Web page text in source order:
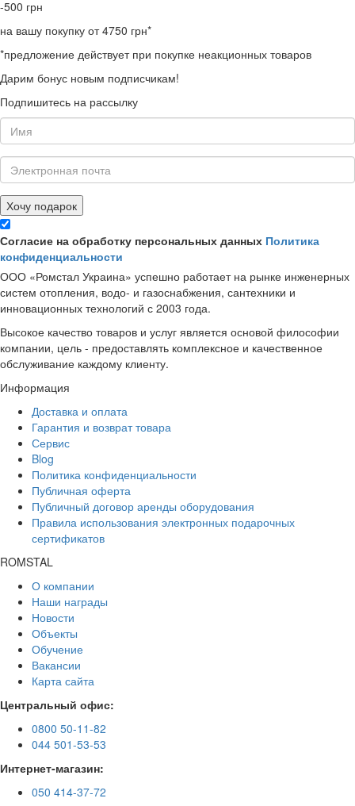
-500 грн
на вашу покупку от 4750 грн*
*предложение действует при покупке неакционных товаров
Дарим бонус новым подписчикам!
Подпишитесь на рассылку
Хочу подарок
Согласие на обработку персональных данных Политика
конфиденциальности
ООО «Ромстал Украина» успешно работает на рынке инженерных
систем отопления, водо- и газоснабжения, сантехники и
инновационных технологий с 2003 года.
Высокое качество товаров и услуг является основой философии
компании, цель - предоставлять комплексное и качественное
обслуживание каждому клиенту.
Информация
Доставка и оплата
Гарантия и возврат товара
Сервис
Blog
Политика конфиденциальности
Публичная оферта
Публичный договор аренды оборудования
Правила использования электронных подарочных
сертификатов
ROMSTAL
О компании
Наши награды
Новости
Объекты
Обучение
Вакансии
Карта сайта
Центральный офис:
0800 50-11-82
044 501-53-53
Интернет-магазин:
050 414-37-72